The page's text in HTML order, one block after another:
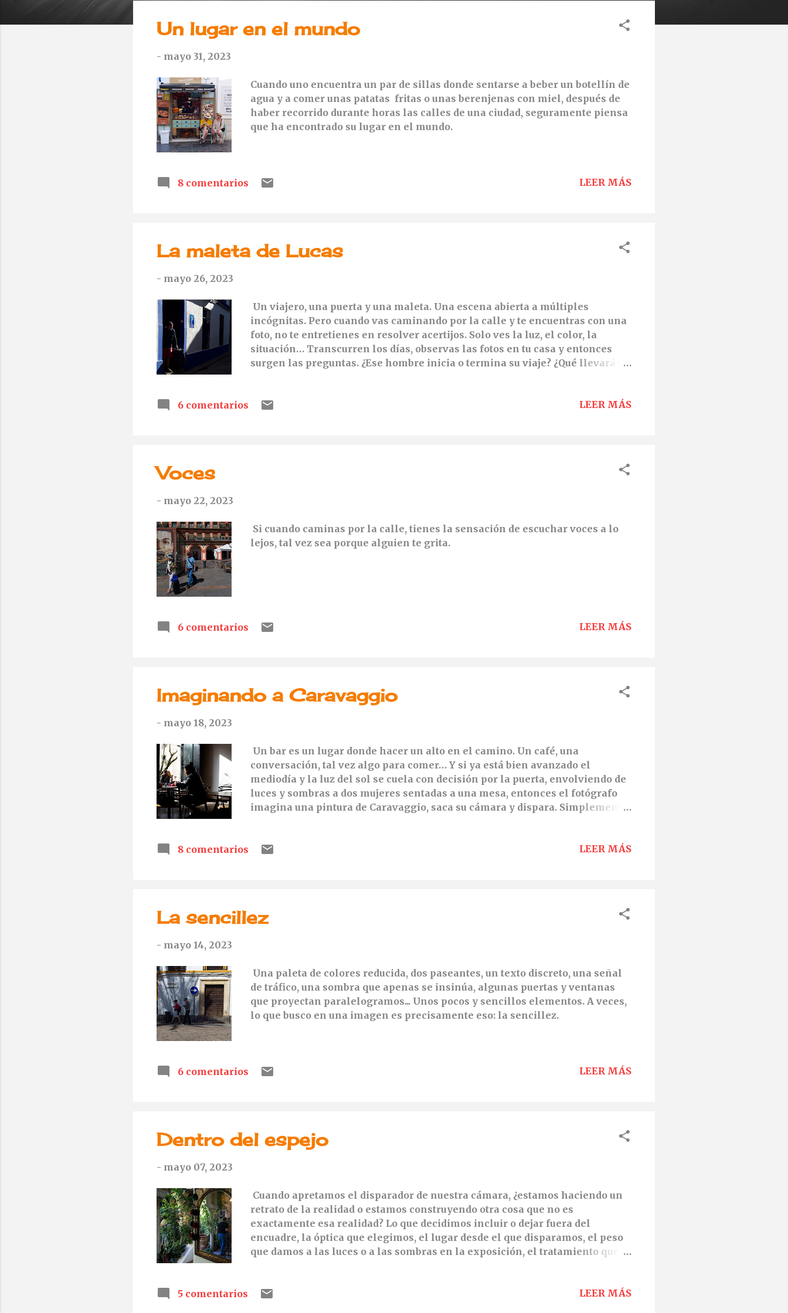
Un lugar en el mundo
- mayo 31, 2023
Cuando uno encuentra un par de sillas donde sentarse a beber un botellín de
agua y a comer unas patatas fritas o unas berenjenas con miel, después de
haber recorrido durante horas las calles de una ciudad, seguramente piensa
que ha encontrado su lugar en el mundo.
8 comentarios LEER MÁS
La maleta de Lucas
- mayo 26, 2023
Un viajero, una puerta y una maleta. Una escena abierta a múltiples
incógnitas. Pero cuando vas caminando por la calle y te encuentras con una
foto, no te entretienes en resolver acertijos. Solo ves la luz, el color, la
situación… Transcurren los días, observas las fotos en tu casa y entonces
surgen las preguntas. ¿Ese hombre inicia o termina su viaje? ¿Qué llevará en
puedes entretener imaginando respuestas y todo se va concretando: ese
6 comentarios LEER MÁS
Voces
- mayo 22, 2023
Si cuando caminas por la calle, tienes la sensación de escuchar voces a lo
lejos, tal vez sea porque alguien te grita.
6 comentarios LEER MÁS
Imaginando a Caravaggio
- mayo 18, 2023
Un bar es un lugar donde hacer un alto en el camino. Un café, una
conversación, tal vez algo para comer… Y si ya está bien avanzado el
mediodía y la luz del sol se cuela con decisión por la puerta, envolviendo de
luces y sombras a dos mujeres sentadas a una mesa, entonces el fotógrafo
imagina una pintura de Caravaggio, saca su cámara y dispara. Simplemente
8 comentarios
LEER MÁS
La sencillez
- mayo 14, 2023
Una paleta de colores reducida, dos paseantes, un texto discreto, una señal
de tráfico, una sombra que apenas se insinúa, algunas puertas y ventanas
que proyectan paralelogramos... Unos pocos y sencillos elementos. A veces,
lo que busco en una imagen es precisamente eso: la sencillez.
6 comentarios LEER MÁS
Dentro del espejo
- mayo 07, 2023
Cuando apretamos el disparador de nuestra cámara, ¿estamos haciendo un
retrato de la realidad o estamos construyendo otra cosa que no es
exactamente esa realidad? Lo que decidimos incluir o dejar fuera del
encuadre, la óptica que elegimos, el lugar desde el que disparamos, el peso
que damos a las luces o a las sombras en la exposición, el tratamiento que
esta realidad de dos dimensiones, podemos encerrar a alguien dentro de un
5 comentarios LEER MÁS